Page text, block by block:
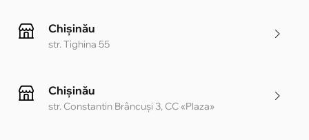
Chișinău
str. Tighina 55
Chișinău
str. Constantin Brâncuși 3, CC «Plaza»